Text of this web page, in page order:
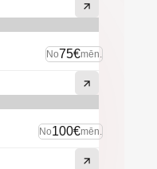
No75€mēn.
No100€mēn.